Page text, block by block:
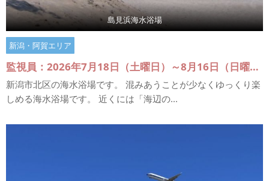
島見浜海水浴場
新潟・阿賀エリア
監視員：2026年7月18日（土曜日）～8月16日（日曜日）
新潟市北区の海水浴場です。 混みあうことが少なくゆっくり楽
しめる海水浴場です。 近くには「海辺の...